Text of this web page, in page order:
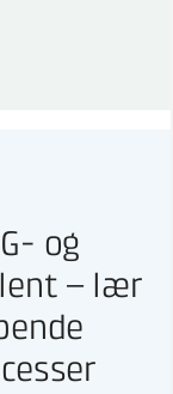
og
– lær